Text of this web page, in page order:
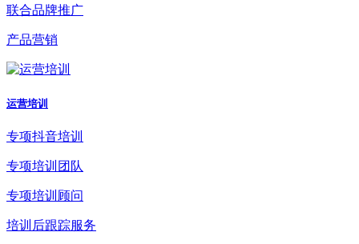
联合品牌推广
产品营销
运营培训
专项抖音培训
专项培训团队
专项培训顾问
培训后跟踪服务